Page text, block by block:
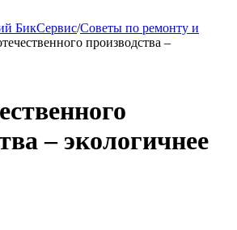
БикСервис/Советы по ремонту и
производства –
– экологичнее